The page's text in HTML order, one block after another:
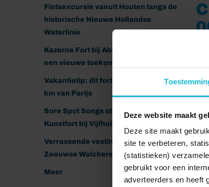
Deze website maakt
Deze site maakt
site te verbeteren,
(statistieken)
gebruikt voor een
adverteerders en heeft
Fietsexcursie vanuit Houten langs de
historische Nieuwe Hollandse
Waterlinie
Kazerne Fort bij Abcoude klaar voor
een nieuwe toekomst
Vakantietip: dit fort ligt nog geen 20
km van Parijs
Sore Spot Songs strijkt neer op het
Kunstfort bij Vijfhuizen
Verrassende vestingen van het
Zeeuwse Walcheren
Meer